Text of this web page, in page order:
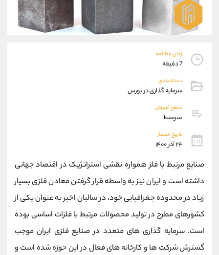
زمان مطالعه
7 دقیقه
دسته بندی
سرمایه گذاری در بورس
سطح آموزش
متوسط
تاریخ انتشار
۲۴ آذر ۱۴۰۰
صنایع مرتبط با فلز همواره نقشی استراتژیک در اقتصاد جهانی
داشته است و ایران نیز به واسطه قرار گرفتن معادن فلزی بسیار
زیاد در محدوده جغرافیایی خود، در سالیان اخیر به عنوان یکی از
کشورهای مطرح در تولید محصولات مرتبط با فلزات اساسی بوده
است. سرمایه گذاری های متعدد در صنایع فلزی ایران موجب
گسترش شرکت ها و کارخانه های فعال در این حوزه شده است و
09304891085
واتساپ شروع گفتگو
تلگرام @Armteam_admin_103
پشتیبان فروش
موبایل
واتساپ
داخلی
اطلاعات تماس (دفتر فروش)
تلفن 021-22021030
بدون پیش شماره 90001030
اینستاگرام @alireza.mehrabii
کانال تلگرام @alirezamehrabi_com